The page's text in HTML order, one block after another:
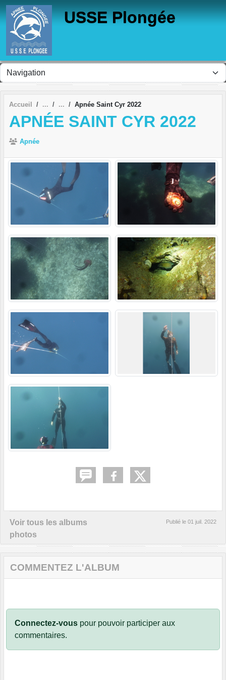
USSE Plongée
Accueil Apnée Saint Cyr 2022
APNÉE SAINT CYR 2022
Apnée
Voir tous les albums
photos
Publié le 01 juil. 2022
COMMENTEZ L'ALBUM
Connectez-vous pour pouvoir participer aux
commentaires.
Panneau de gestion des cookies